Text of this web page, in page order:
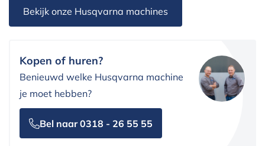
Bekijk onze Husqvarna machines
Kopen of huren?
Benieuwd welke Husqvarna machine
je moet hebben?
Bel naar 0318 - 26 55 55